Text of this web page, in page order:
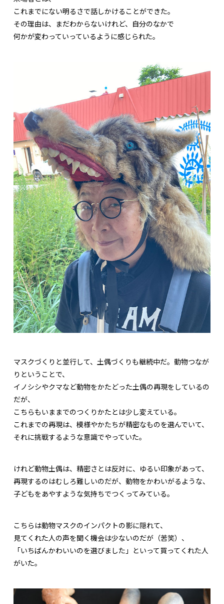
これまでにない明るさで話しかけることができた。
その理由は、まだわからないけれど、自分のなかで
何かが変わっていっているように感じられた。
マスクづくりと並行して、土偶づくりも継続中だ。動物つなが
りということで、
イノシシやクマなど動物をかたどった土偶の再現をしているの
だが、
こちらもいままでのつくりかたとは少し変えている。
これまでの再現は、模様やかたちが精密なものを選んでいて、
それに挑戦するような意識でやっていた。
けれど動物土偶は、精密さとは反対に、ゆるい印象があって、
再現するのはむしろ難しいのだが、動物をかわいがるような、
子どもをあやすような気持ちでつくってみている。
こちらは動物マスクのインパクトの影に隠れて、
見てくれた人の声を聞く機会は少ないのだが（苦笑）、
「いちばんかわいいのを選びました」といって買ってくれた人
がいた。